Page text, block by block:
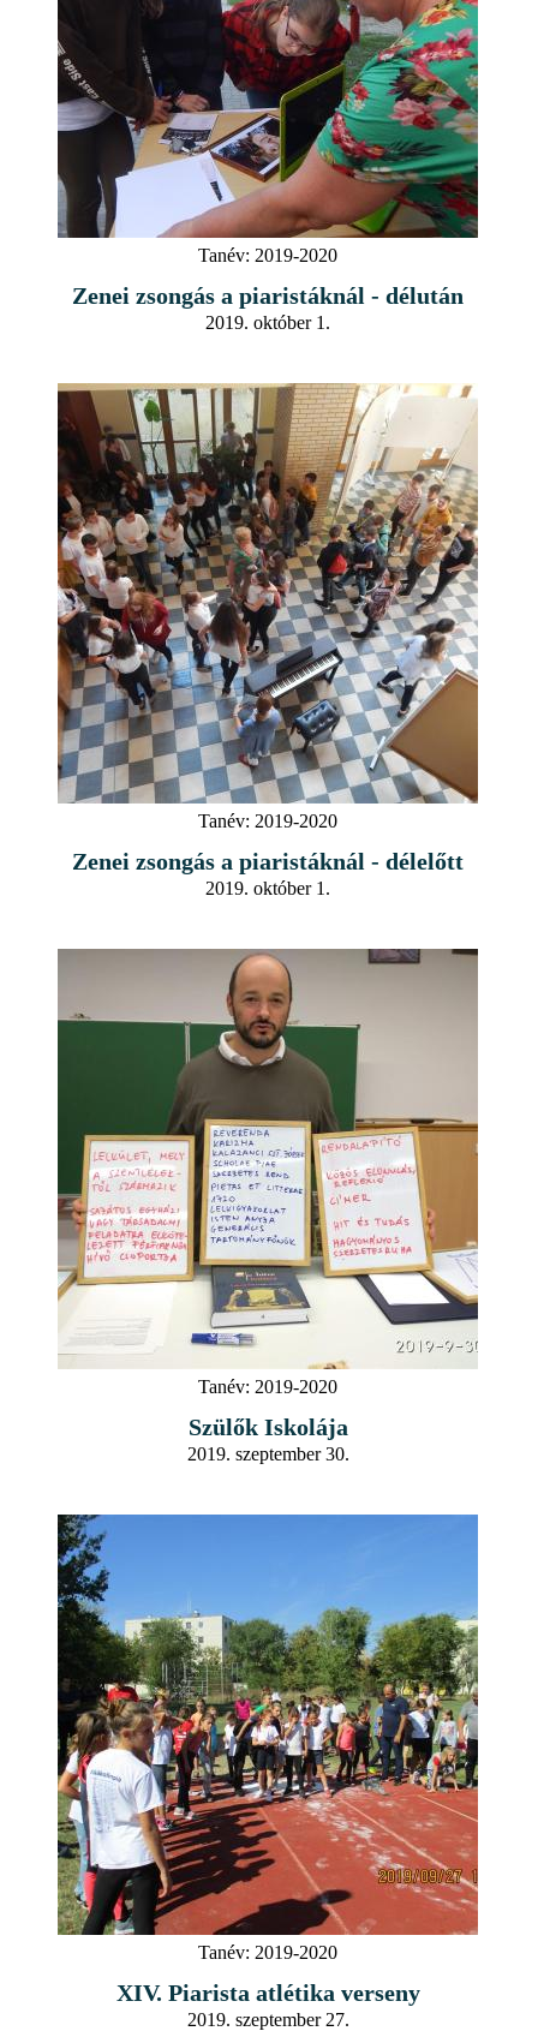
Tanév: 2019-2020
Zenei zsongás a piaristáknál - délután
2019. október 1.
Tanév: 2019-2020
Zenei zsongás a piaristáknál - délelőtt
2019. október 1.
Tanév: 2019-2020
Szülők Iskolája
2019. szeptember 30.
Tanév: 2019-2020
XIV. Piarista atlétika verseny
2019. szeptember 27.